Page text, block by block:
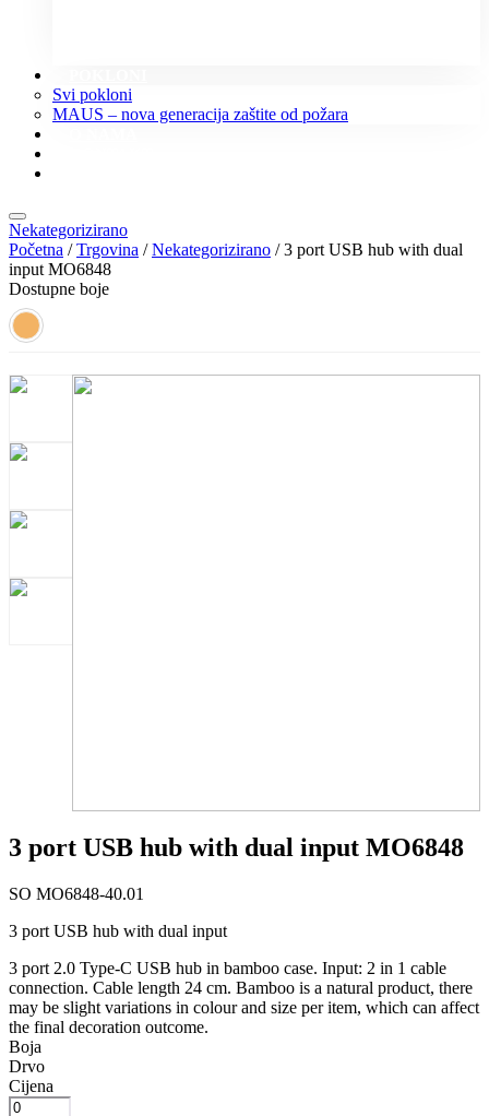
Svi pokloni
MAUS – nova generacija zaštite od požara
Nekategorizirano
Početna /Trgovina /Nekategorizirano / 3 port USB hub with dual
input MO6848
Dostupne boje
3 port USB hub with dual input MO6848
SO MO6848-40.01
3 port USB hub with dual input
3 port 2.0 Type-C USB hub in bamboo case. Input: 2 in 1 cable
connection. Cable length 24 cm. Bamboo is a natural product, there
may be slight variations in colour and size per item, which can affect
the final decoration outcome.
Boja
Drvo
Cijena